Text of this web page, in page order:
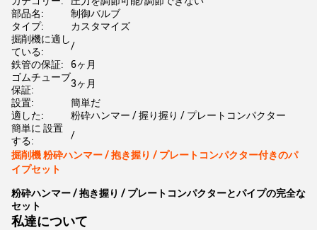
部品名:
制御バルブ
タイプ:
カスタマイズ
掘削機に適し
ている:
/
鉄管の保証:
6ヶ月
ゴムチューブ
保証:
3ヶ月
設置:
簡単だ
適した:
粉砕ハンマー / 握り握り / プレートコンパクター
簡単に 設置
する:
/
掘削機 粉砕ハンマー / 抱き握り / プレートコンパクター付きのパ
イプセット
粉砕ハンマー / 抱き握り / プレートコンパクターとパイプの完全な
セット
私達について